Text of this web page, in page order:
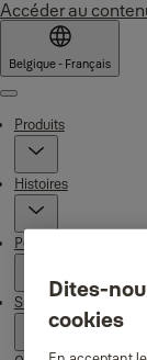
Accéder au
Belgique - Français
Menu
Produits
Histoires
Pourquoi Yale
SupportDites-
cookies